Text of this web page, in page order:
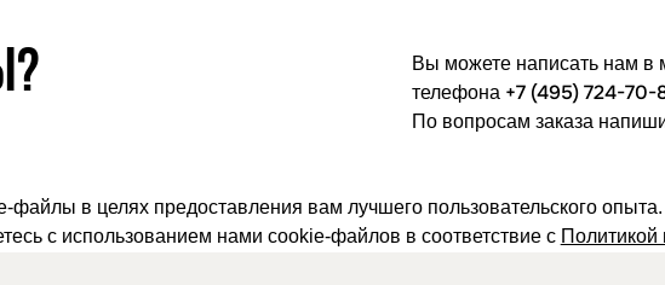
Вы можете написать нам в
телефона +7 (495) 724-70-
По вопросам заказа
файлы в целях предоставления вам лучшего пользовательского
с использованием нами cookie-файлов в соответствие с Политикой